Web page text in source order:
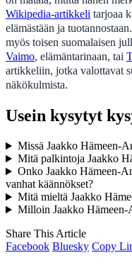
Wikipedia-artikkeli tarjoaa
elämästään ja
myös toisen suomalaisen
Vaimo, elämäntarinaan, tai
artikkeliin, jotka valottavat
näkökulmista.
Usein kysytyt
Missä Jaakko Hämeen-
Mitä palkintoja Jaakko
Onko Jaakko Hämeen-
vanhat käännökset?
Mitä mieltä Jaakko
Milloin Jaakko Hämeen-
Share This Article
Facebook Bluesky Copy